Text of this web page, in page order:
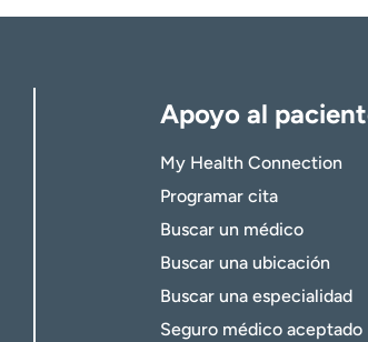
Apoyo al
My Health Connection
Programar cita
Buscar un médico
Buscar una ubicación
Buscar una especialidad
Seguro médico aceptado